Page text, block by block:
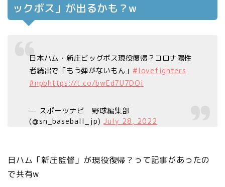
ックボス」が出るかも？w
日本ハム・新庄ビッグボス現役復帰？コロナ陽性
者続出で「もう弾がないもん」 #lovefighters
#npbhttps://t.co/bwEd7U7DOi
— スポーツナビ 野球編集部
(@sn_baseball_jp)July 28, 2022
日ハム「新庄監督」が現役復帰？って記事があったの
で共有w